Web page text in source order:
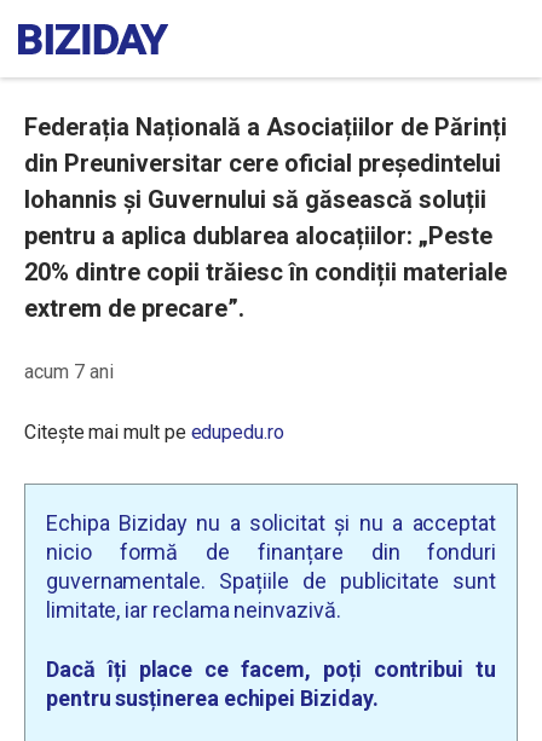
Federația Națională a Asociațiilor de Părinți
din Preuniversitar cere oficial președintelui
Iohannis şi Guvernului să găsească soluții
pentru a aplica dublarea alocațiilor: „Peste
20% dintre copii trăiesc în condiții materiale
extrem de precare”.
acum 7 ani
Citește mai mult pe edupedu.ro
Echipa Biziday nu a solicitat și nu a acceptat
nicio formă de finanțare din fonduri
guvernamentale. Spațiile de publicitate sunt
limitate, iar reclama neinvazivă.
Dacă îți place ce facem, poți contribui tu
pentru susținerea echipei Biziday.